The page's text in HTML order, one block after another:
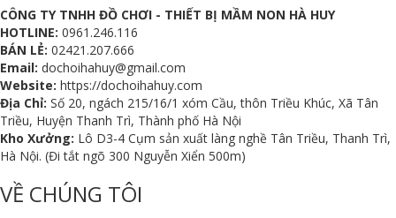
CÔNG TY TNHH ĐỒ CHƠI - THIẾT BỊ MẦM NON HÀ HUY
HOTLINE: 0961.246.116
BÁN LẺ: 02421.207.666
Email: dochoihahuy@gmail.com
Website: https://dochoihahuy.com
Địa Chỉ: Số 20, ngách 215/16/1 xóm Cầu, thôn Triều Khúc, Xã Tân
Triều, Huyện Thanh Trì, Thành phố Hà Nội
Kho Xưởng: Lô D3-4 Cụm sản xuất làng nghề Tân Triều, Thanh Trì,
Hà Nội. (Đi tắt ngõ 300 Nguyễn Xiển 500m)
VỀ CHÚNG TÔI